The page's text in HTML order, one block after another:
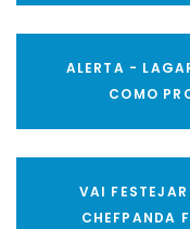
ALERTA -
COMO
VAI
CHEFPANDA